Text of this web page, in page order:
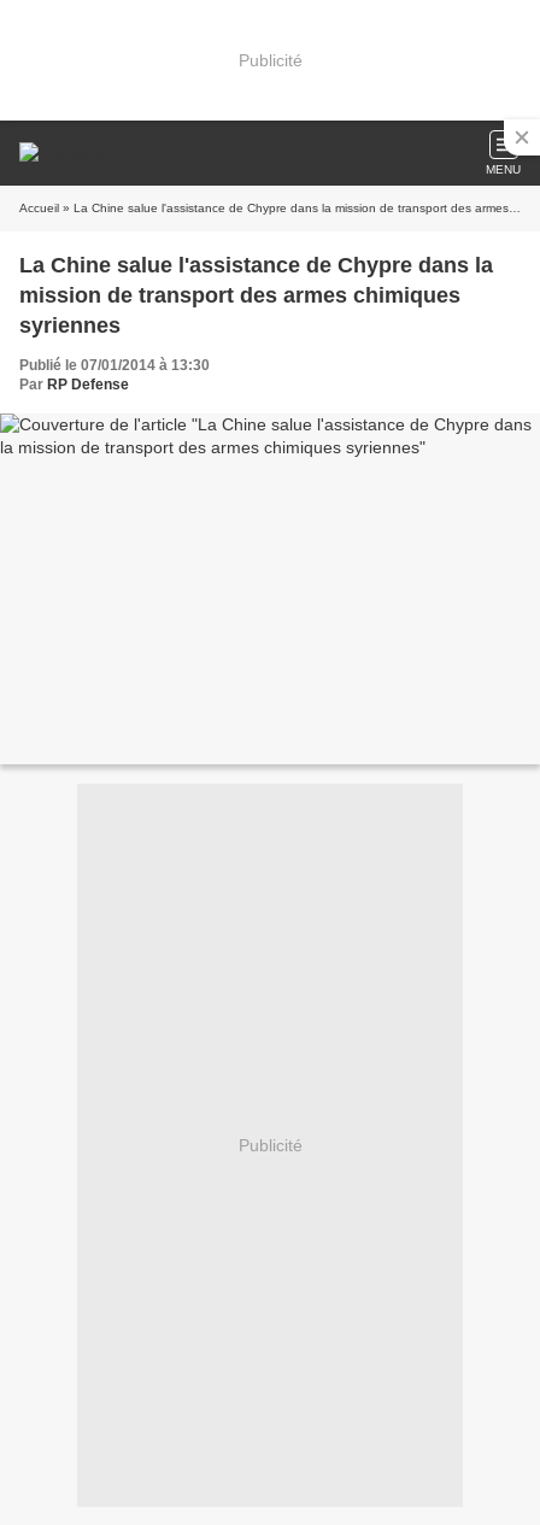
Publicité
MENU
Accueil » La Chine salue l'assistance de Chypre dans la mission de transport des armes chimiques syriennes
La Chine salue l'assistance de Chypre dans la
mission de transport des armes chimiques
syriennes
Publié le 07/01/2014 à 13:30
Par RP Defense
Publicité